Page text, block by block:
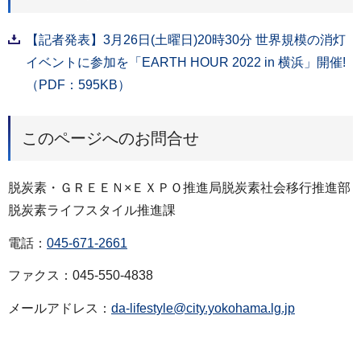
【記者発表】3月26日(土曜日)20時30分 世界規模の消灯
イベントに参加を「EARTH HOUR 2022 in 横浜」開催!
（PDF：595KB）
このページへのお問合せ
脱炭素・ＧＲＥＥＮ×ＥＸＰＯ推進局脱炭素社会移行推進部
脱炭素ライフスタイル推進課
電話： 045-671-2661
ファクス：045-550-4838
メールアドレス： da-lifestyle@city.yokohama.lg.jp